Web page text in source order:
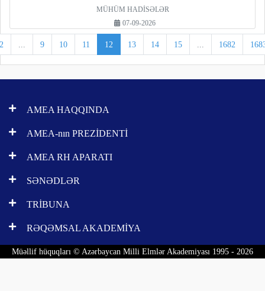
MÜHÜM HADİSƏLƏR
07-09-2026
2 ... 9 10 11 12 13 14 15 ... 1682
AMEA HAQQINDA
AMEA-nın PREZİDENTİ
AMEA RH APARATI
SƏNƏDLƏR
TRİBUNA
RƏQƏMSAL AKADEMİYA
Müəllif hüquqları © Azərbaycan Milli Elmlər Akademiyası 1995 - 2026